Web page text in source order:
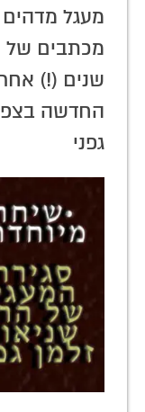
מעגל מדהים
מכתבים של
שנים (!)
החדשה
גפני